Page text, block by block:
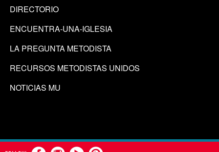
DIRECTORIO
ENCUENTRA-UNA-IGLESIA
LA PREGUNTA METODISTA
RECURSOS METODISTAS UNIDOS
NOTICIAS MU